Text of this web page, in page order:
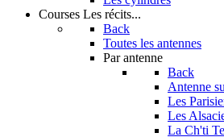
Courses Les récits...
Back
Toutes les antennes
Par antenne
Back
Antenne
Les
Les
La Ch'ti